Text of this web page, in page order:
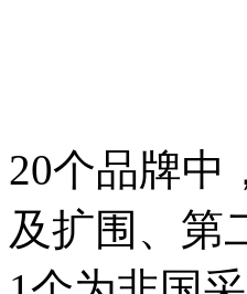
20个品牌中
及扩围、第